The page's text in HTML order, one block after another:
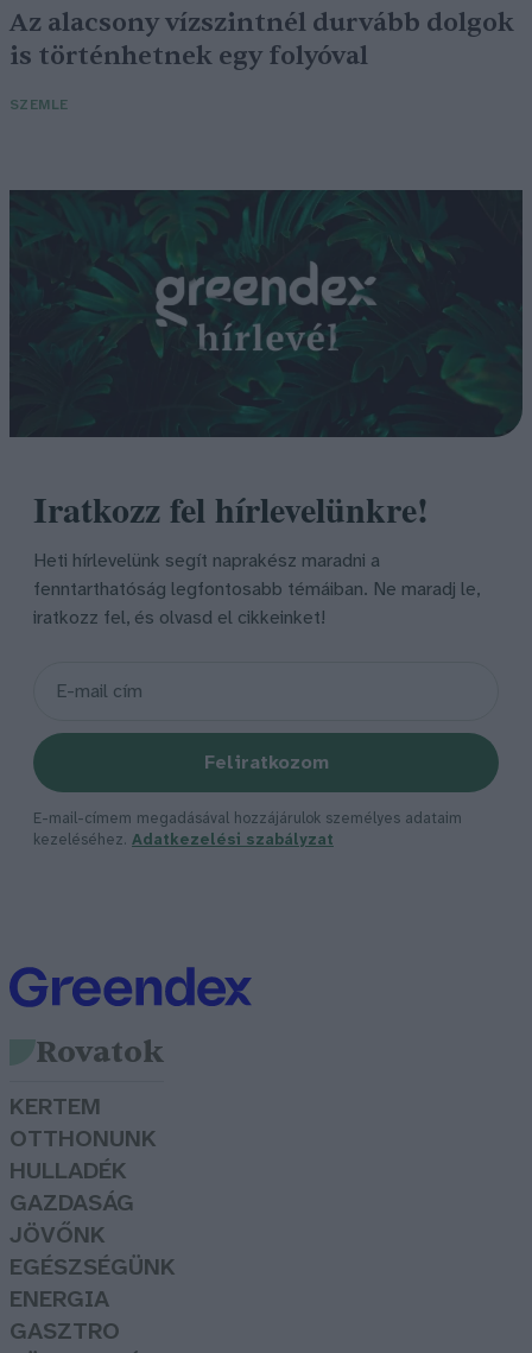
Az alacsony vízszintnél durvább dolgok
is történhetnek egy folyóval
SZEMLE
Iratkozz fel hírlevelünkre!
Heti hírlevelünk segít naprakész maradni a
fenntarthatóság legfontosabb témáiban. Ne maradj le,
iratkozz fel, és olvasd el cikkeinket!
Feliratkozom
E-mail-címem megadásával hozzájárulok személyes adataim
kezeléséhez. Adatkezelési szabályzat
Rovatok
KERTEM
OTTHONUNK
HULLADÉK
GAZDASÁG
JÖVŐNK
EGÉSZSÉGÜNK
ENERGIA
GASZTRO